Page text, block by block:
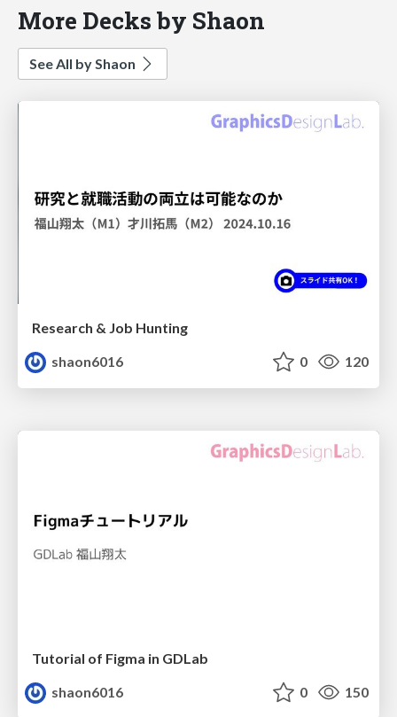
More Decks by Shaon
See All by Shaon
Research & Job Hunting
shaon6016
0 120
Tutorial of Figma in GDLab
shaon6016
0 150